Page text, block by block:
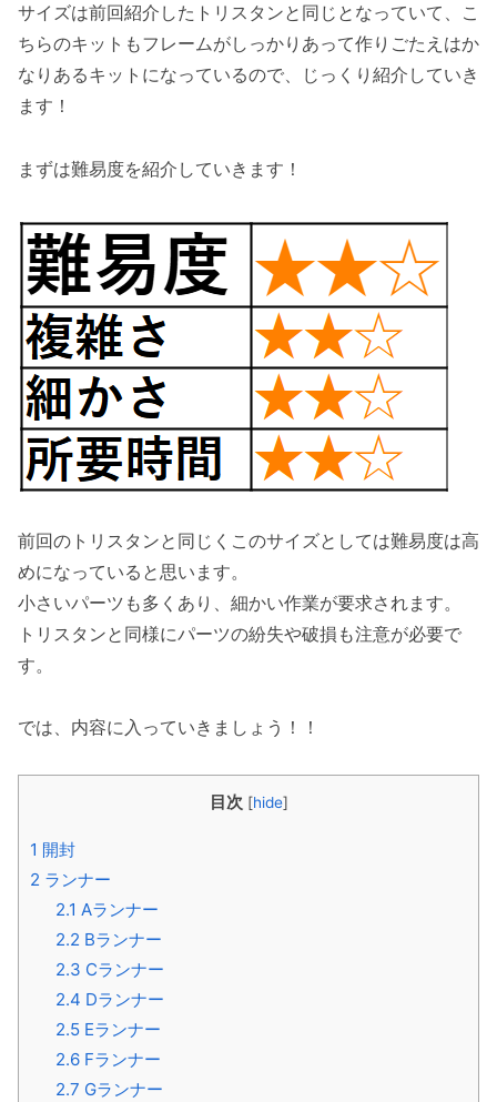
サイズは前回紹介したトリスタンと同じとなっていて、こ
ちらのキットもフレームがしっかりあって作りごたえはか
なりあるキットになっているので、じっくり紹介していき
ます！
まずは難易度を紹介していきます！
前回のトリスタンと同じくこのサイズとしては難易度は高
めになっていると思います。
小さいパーツも多くあり、細かい作業が要求されます。
トリスタンと同様にパーツの紛失や破損も注意が必要で
す。
では、内容に入っていきましょう！！
目次 [hide]
1 開封
2 ランナー
2.1 Aランナー
2.2 Bランナー
2.3 Cランナー
2.4 Dランナー
2.5Eランナー
2.6Fランナー
2.7 Gランナー